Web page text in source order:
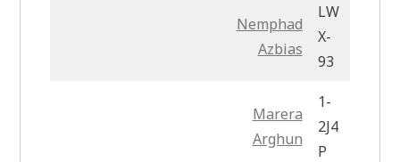
Nemphad
Azbias
LW
X-
93
Marera
Arghun
1-
2J4
P